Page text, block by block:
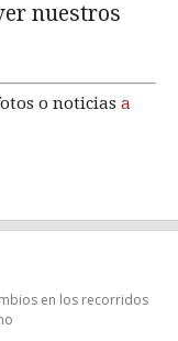
nuestros
o noticias a